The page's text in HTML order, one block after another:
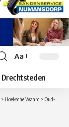
Lettergrootte
aanpassen
Aa
Drechtsteden
> Hoeksche Waard > Oud-Beijerlands Gedenkboek Dr. J. F. Ph. Hers uit 1906 gerestaureerd